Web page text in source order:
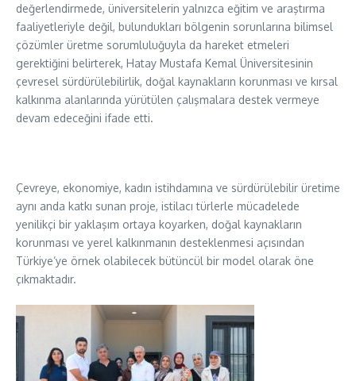
değerlendirmede, üniversitelerin yalnızca eğitim ve araştırma
faaliyetleriyle değil, bulundukları bölgenin sorunlarına bilimsel
çözümler üretme sorumluluğuyla da hareket etmeleri
gerektiğini belirterek, Hatay Mustafa Kemal Üniversitesinin
çevresel sürdürülebilirlik, doğal kaynakların korunması ve kırsal
kalkınma alanlarında yürütülen çalışmalara destek vermeye
devam edeceğini ifade etti.
Çevreye, ekonomiye, kadın istihdamına ve sürdürülebilir üretime
aynı anda katkı sunan proje, istilacı türlerle mücadelede
yenilikçi bir yaklaşım ortaya koyarken, doğal kaynakların
korunması ve yerel kalkınmanın desteklenmesi açısından
Türkiye’ye örnek olabilecek bütüncül bir model olarak öne
çıkmaktadır.